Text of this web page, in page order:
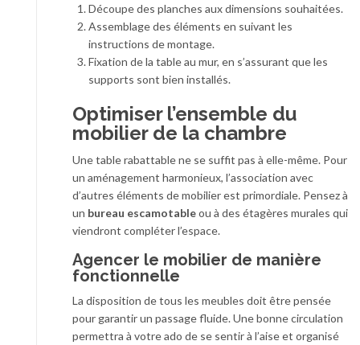
Découpe des planches aux dimensions souhaitées.
Assemblage des éléments en suivant les
instructions de montage.
Fixation de la table au mur, en s’assurant que les
supports sont bien installés.
Optimiser l’ensemble du
mobilier de la chambre
Une table rabattable ne se suffit pas à elle-même. Pour
un aménagement harmonieux, l’association avec
d’autres éléments de mobilier est primordiale. Pensez à
un bureau escamotableou à des étagères murales qui
viendront compléter l’espace.
Agencer le mobilier de manière
fonctionnelle
La disposition de tous les meubles doit être pensée
pour garantir un passage fluide. Une bonne circulation
permettra à votre ado de se sentir à l’aise et organisé